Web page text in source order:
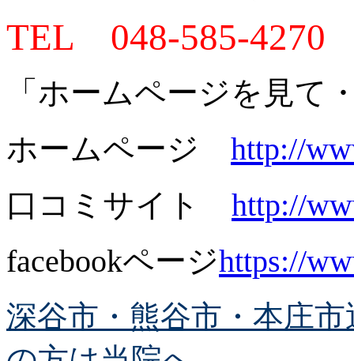
TEL 048-585-4270
「ホームページを見て
ホームページ http://
口コミサイト http://
facebookページhttps://
深谷市・熊谷市・本庄